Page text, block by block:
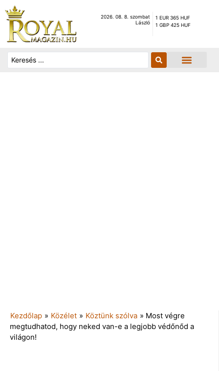
2026. 08. 8. szombat
László
1 EUR 365 HUF
1 GBP 425 HUF
Kezdőlap » Közélet » Köztünk szólva » Most végre
megtudhatod, hogy neked van-e a legjobb védőnőd a
világon!